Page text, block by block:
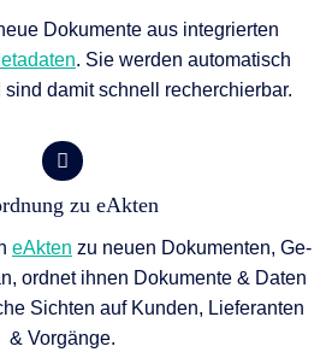
Dokumente aus integrierten
. Sie werden automatisch
damit schnell recherchierbar.
zu eAkten
eAkten zu neuen Dokumenten, Ge­
ordnet ihnen Dokumente & Daten
Sichten auf Kunden, Lieferanten
& Vorgänge.